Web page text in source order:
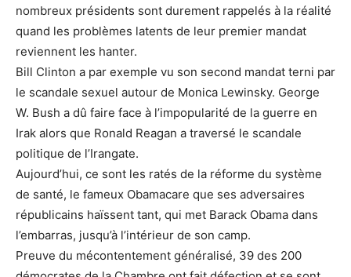
nombreux présidents sont durement rappelés à la réalité
quand les problèmes latents de leur premier mandat
reviennent les hanter.
Bill Clinton a par exemple vu son second mandat terni par
le scandale sexuel autour de Monica Lewinsky. George
W. Bush a dû faire face à l’impopularité de la guerre en
Irak alors que Ronald Reagan a traversé le scandale
politique de l’Irangate.
Aujourd’hui, ce sont les ratés de la réforme du système
de santé, le fameux Obamacare que ses adversaires
républicains haïssent tant, qui met Barack Obama dans
l’embarras, jusqu’à l’intérieur de son camp.
Preuve du mécontentement généralisé, 39 des 200